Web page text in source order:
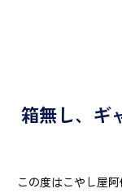
箱無し、ギ
この度はこやし屋